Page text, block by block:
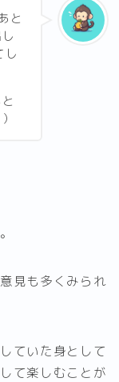
と
し
見も多くみられ
ていた身として
て楽しむことが